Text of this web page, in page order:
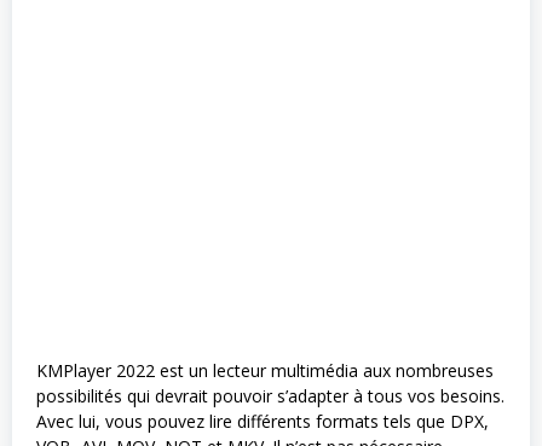
KMPlayer 2022 est un lecteur multimédia aux nombreuses
possibilités qui devrait pouvoir s’adapter à tous vos besoins.
Avec lui, vous pouvez lire différents formats tels que DPX,